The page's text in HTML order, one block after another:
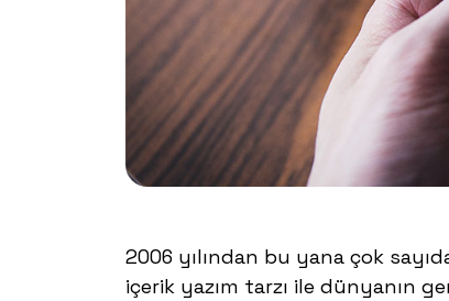
2006 yılından bu yana çok
içerik yazım tarzı ile dünyanın